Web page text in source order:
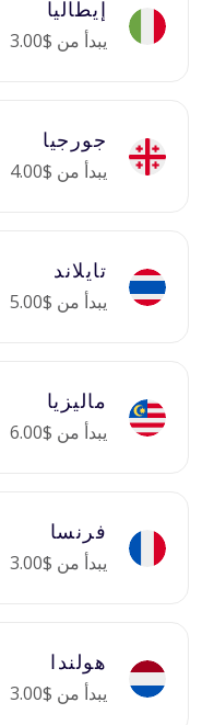
إيطاليا
يبدأ من $3.00
جورجيا
يبدأ من $4.00
تايلاند
يبدأ من $5.00
ماليزيا
يبدأ من $6.00
فرنسا
يبدأ من $3.00
هولندا
يبدأ من $3.00